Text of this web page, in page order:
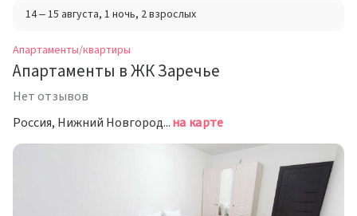
14 – 15 августа, 1 ночь, 2 взрослых
Апартаменты/квартиры
Апартаменты в ЖК Заречье
Нет отзывов
Россия, Нижний Новгород, улица Героя Советского Союза Сафронова, 5на карте